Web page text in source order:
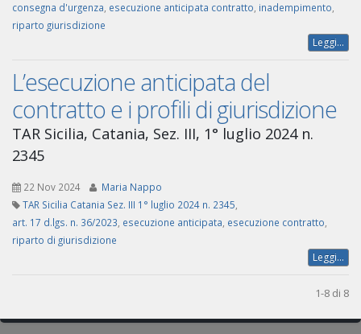
consegna d'urgenza esecuzione anticipata contratto inadempimento
riparto giurisdizione
Leggi...
L’esecuzione anticipata del
contratto e i profili di giurisdizione
TAR Sicilia, Catania, Sez. III, 1° luglio 2024 n.
2345
22 Nov 2024
Maria Nappo
TAR Sicilia Catania Sez. III 1° luglio 2024 n. 2345
art. 17 d.lgs. n. 36/2023 esecuzione anticipata esecuzione contratto
riparto di giurisdizione
Leggi...
1-8 di 8